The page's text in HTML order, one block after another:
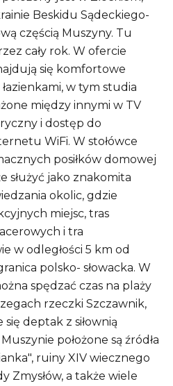
Beskidu Sądeckiego-
częścią Muszyny. Tu
cały rok. W ofercie
się komfortowe
w tym studia
między innymi w TV
i dostęp do
WiFi. W stołówce
posiłków domowej
służyć jako znakomita
okolic, gdzie
miejsc, tras
i tra
w odległości 5 km od
polsko- słowacka. W
spędzać czas na plaży
rzeczki Szczawnik,
deptak z siłownią
położone są źródła
ruiny XIV wiecznego
Zmysłów, a także wiele